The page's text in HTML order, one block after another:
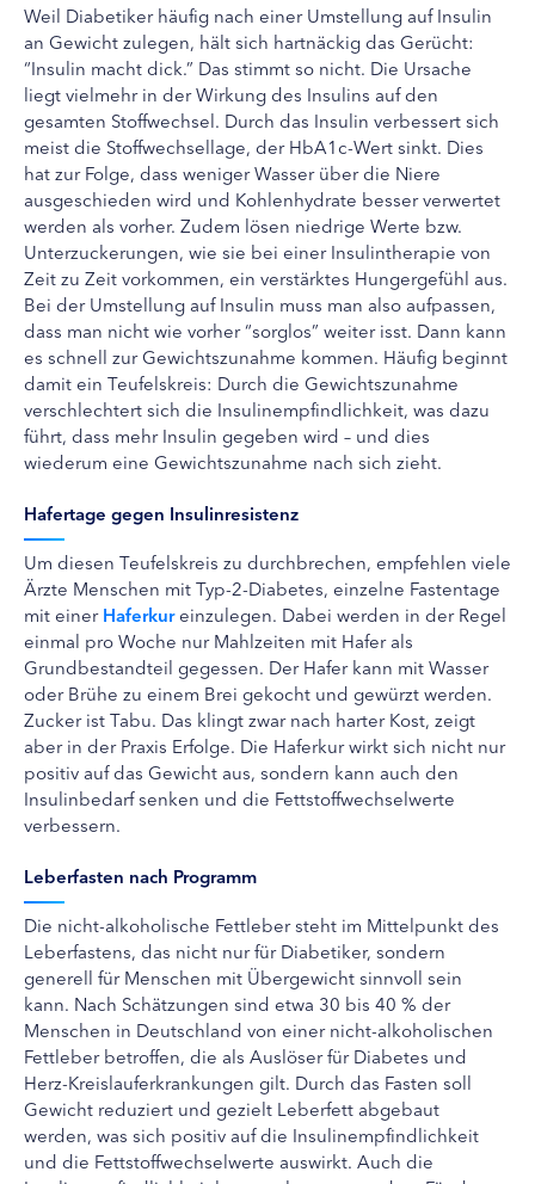
Weil Diabetiker häufig nach einer Umstellung auf Insulin
an Gewicht zulegen, hält sich hartnäckig das Gerücht:
“Insulin macht dick.” Das stimmt so nicht. Die Ursache
liegt vielmehr in der Wirkung des Insulins auf den
gesamten Stoffwechsel. Durch das Insulin verbessert sich
meist die Stoffwechsellage, der HbA1c-Wert sinkt. Dies
hat zur Folge, dass weniger Wasser über die Niere
ausgeschieden wird und Kohlenhydrate besser verwertet
werden als vorher. Zudem lösen niedrige Werte bzw.
Unterzuckerungen, wie sie bei einer Insulintherapie von
Zeit zu Zeit vorkommen, ein verstärktes Hungergefühl aus.
Bei der Umstellung auf Insulin muss man also aufpassen,
dass man nicht wie vorher “sorglos” weiter isst. Dann kann
es schnell zur Gewichtszunahme kommen. Häufig beginnt
damit ein Teufelskreis: Durch die Gewichtszunahme
verschlechtert sich die Insulinempfindlichkeit, was dazu
führt, dass mehr Insulin gegeben wird – und dies
wiederum eine Gewichtszunahme nach sich zieht.
Hafertage gegen Insulinresistenz
Um diesen Teufelskreis zu durchbrechen, empfehlen viele
Ärzte Menschen mit Typ-2-Diabetes, einzelne Fastentage
mit einerHaferkureinzulegen. Dabei werden in der Regel
einmal pro Woche nur Mahlzeiten mit Hafer als
Grundbestandteil gegessen. Der Hafer kann mit Wasser
oder Brühe zu einem Brei gekocht und gewürzt werden.
Zucker ist Tabu. Das klingt zwar nach harter Kost, zeigt
aber in der Praxis Erfolge. Die Haferkur wirkt sich nicht nur
positiv auf das Gewicht aus, sondern kann auch den
Insulinbedarf senken und die Fettstoffwechselwerte
verbessern.
Leberfasten nach Programm
Die nicht-alkoholische Fettleber steht im Mittelpunkt des
Leberfastens, das nicht nur für Diabetiker, sondern
generell für Menschen mit Übergewicht sinnvoll sein
kann. Nach Schätzungen sind etwa 30 bis 40 % der
Menschen in Deutschland von einer nicht-alkoholischen
Fettleber betroffen, die als Auslöser für Diabetes und
Herz-Kreislauferkrankungen gilt. Durch das Fasten soll
Gewicht reduziert und gezielt Leberfett abgebaut
werden, was sich positiv auf die Insulinempfindlichkeit
und die Fettstoffwechselwerte auswirkt. Auch die